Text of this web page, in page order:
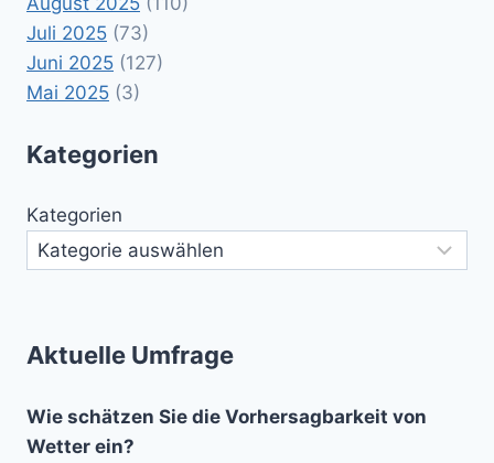
Juli 2025 (73)
Juni 2025 (127)
Mai 2025 (3)
Kategorien
Kategorien
Aktuelle Umfrage
Wie schätzen Sie die Vorhersagbarkeit von
Wetter ein?